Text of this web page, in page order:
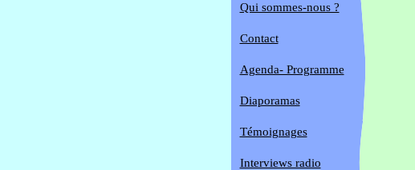
Qui sommes-nous ?
Contact
Agenda- Programme
Diaporamas
Témoignages
Interviews radio